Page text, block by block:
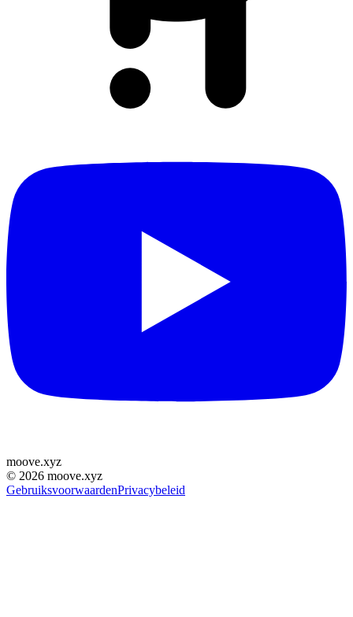
moove.xyz
© 2026 moove.xyz
GebruiksvoorwaardenPrivacybeleid